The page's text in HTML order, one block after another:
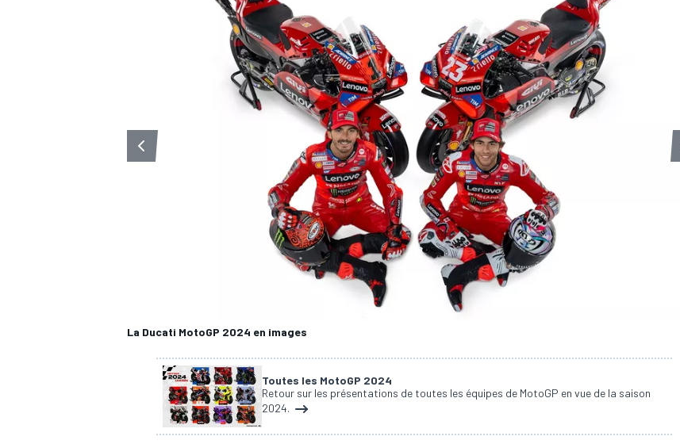
La Ducati MotoGP 2024 en images
Toutes les MotoGP 2024
Retour sur les présentations de toutes les équipes de MotoGP en vue de la saison
2024.